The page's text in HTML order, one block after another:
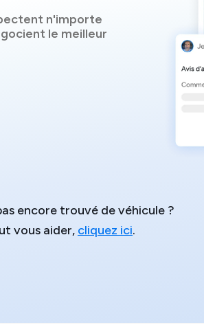
n'importe
le meilleur
encore trouvé de véhicule ?
vous aider, cliquez ici.